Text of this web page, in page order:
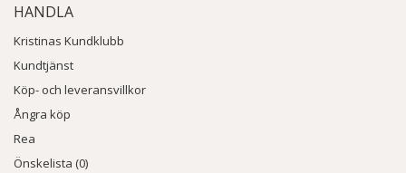
HANDLA
Kristinas Kundklubb
Kundtjänst
Köp- och leveransvillkor
Ångra köp
Rea
Önskelista (0)